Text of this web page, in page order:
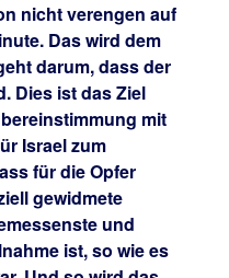
nicht verengen auf
Das wird dem
darum, dass der
Dies ist das Ziel
mit
Israel zum
für die Opfer
gewidmete
und
ist, so wie es